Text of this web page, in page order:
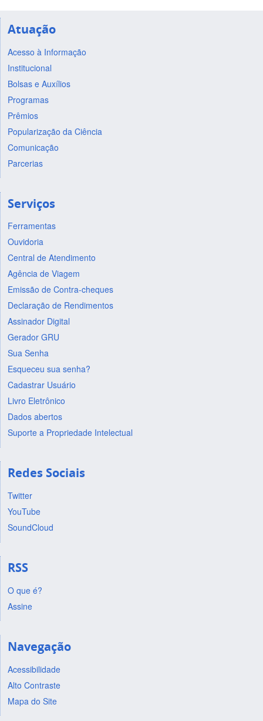
Atuação
Acesso à Informação
Institucional
Bolsas e Auxílios
Programas
Prêmios
Popularização da Ciência
Comunicação
Parcerias
Serviços
Ferramentas
Ouvidoria
Central de Atendimento
Agência de Viagem
Emissão de Contra-cheques
Declaração de Rendimentos
Assinador Digital
Gerador GRU
Sua Senha
Esqueceu sua senha?
Cadastrar Usuário
Livro Eletrônico
Dados abertos
Suporte a Propriedade Intelectual
Redes Sociais
Twitter
YouTube
SoundCloud
RSS
O que é?
Assine
Navegação
Acessibilidade
Alto Contraste
Mapa do Site